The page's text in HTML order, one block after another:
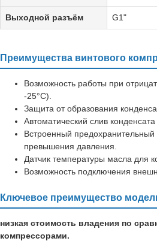
Выходной разъём G1"
Преимущества винтового
Возможность работы при
-25°C).
Защита от образования
Автоматический слив
Встроенный
превышения давления.
Датчик температуры масла для
Возможность подключения
Ключевое преимущество
низкая стоимость владения по
компрессорами.